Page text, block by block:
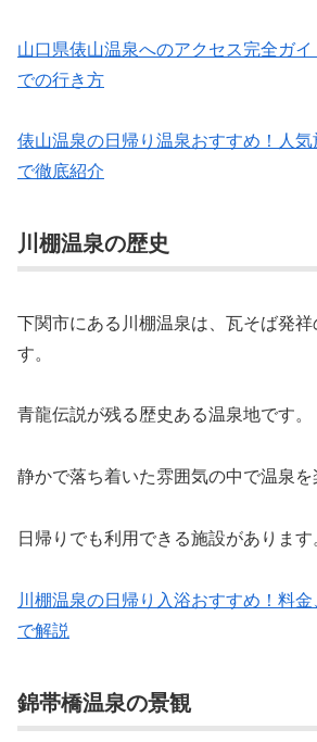
山口県俵山温泉へのアクセス完全ガ
での行き方
俵山温泉の日帰り温泉おすすめ！人
で徹底紹介
川棚温泉の歴史
下関市にある川棚温泉は、瓦そば発
す。
青龍伝説が残る歴史ある温泉地です。
静かで落ち着いた雰囲気の中で温泉を
日帰りでも利用できる施設があります。
川棚温泉の日帰り入浴おすすめ！料
で解説
錦帯橋温泉の景観